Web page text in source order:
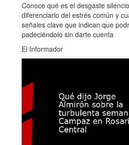
Conoce qué es el desgaste
diferenciarlo del estrés común y
señales clave que indican que
padeciéndolo sin darte cuenta
El Informador